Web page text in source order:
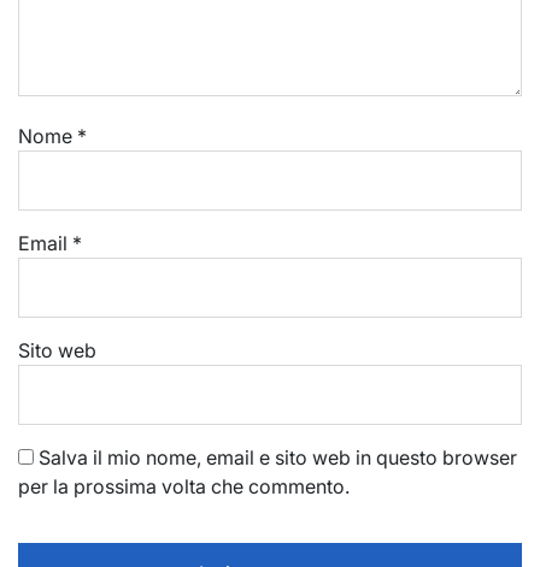
Nome *
Email *
Sito web
Salva il mio nome, email e sito web in questo browser
per la prossima volta che commento.